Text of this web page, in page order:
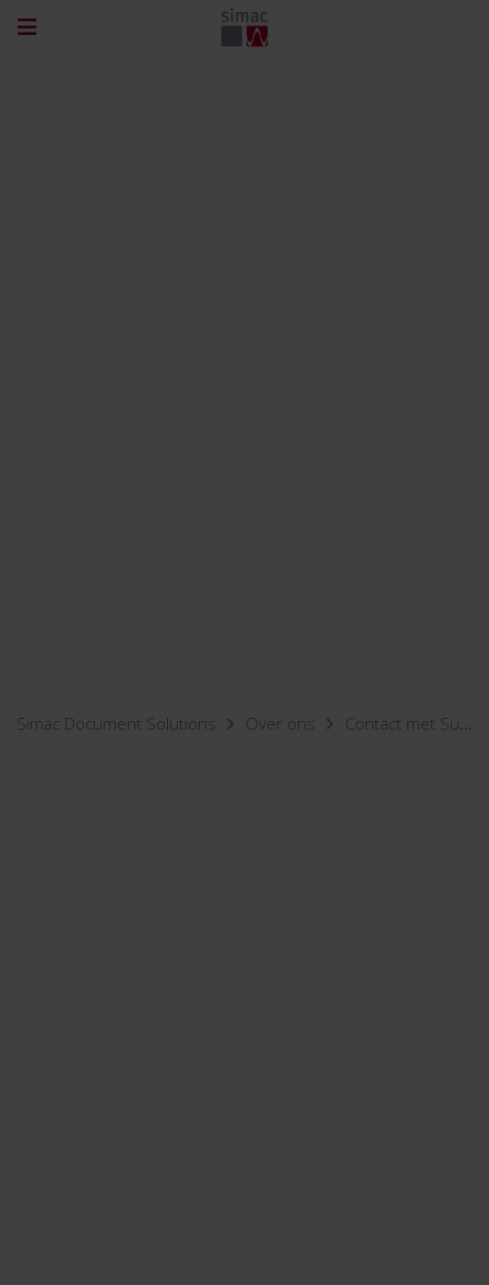
Simac Document Solutions Over ons Contact met Support